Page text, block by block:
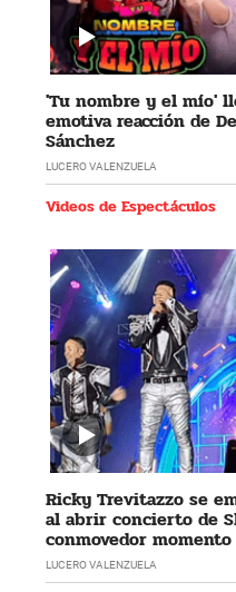
'Tu nombre y el mío'
emotiva reacción de
Sánchez
LUCERO VALENZUELA
Videos de Espectáculos
Ricky Trevitazzo se
al abrir concierto de
conmovedor momento
LUCERO VALENZUELA